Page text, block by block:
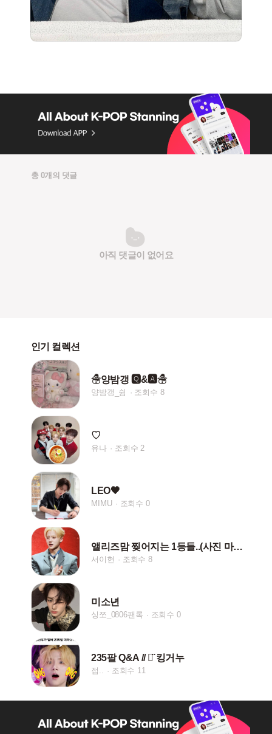
총 0개의 댓글
아직 댓글이 없어요
인기 컬렉션
☃양밤갱 🆀&🅰☃
양밤갱_쉼 조회수 8
♡
유나 조회수 2
LEO🖤
MIMU 조회수 0
앨리즈맘 찢어지는 1등들..(사진 마니 못찌겄등...)
서이현 조회수 8
미소년
싱쪼_0806팬록 조회수 0
235팔 Q&A // ‪ᯅ̈ 킹거누
접.. 조회수 11